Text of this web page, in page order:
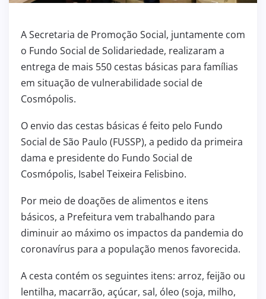
A Secretaria de Promoção Social, juntamente com
o Fundo Social de Solidariedade, realizaram a
entrega de mais 550 cestas básicas para famílias
em situação de vulnerabilidade social de
Cosmópolis.
O envio das cestas básicas é feito pelo Fundo
Social de São Paulo (FUSSP), a pedido da primeira
dama e presidente do Fundo Social de
Cosmópolis, Isabel Teixeira Felisbino.
Por meio de doações de alimentos e itens
básicos, a Prefeitura vem trabalhando para
diminuir ao máximo os impactos da pandemia do
coronavírus para a população menos favorecida.
A cesta contém os seguintes itens: arroz, feijão ou
lentilha, macarrão, açúcar, sal, óleo (soja, milho,